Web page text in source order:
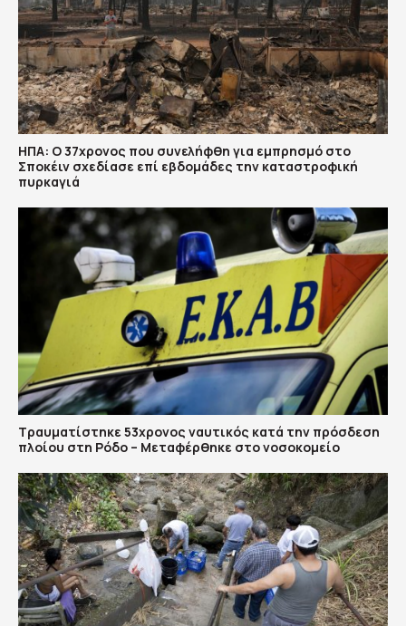
ΗΠΑ: Ο 37χρονος που συνελήφθη για εμπρησμό στο
Σποκέιν σχεδίασε επί εβδομάδες την καταστροφική
πυρκαγιά
Τραυματίστηκε 53χρονος ναυτικός κατά την πρόσδεση
πλοίου στη Ρόδο – Μεταφέρθηκε στο νοσοκομείο